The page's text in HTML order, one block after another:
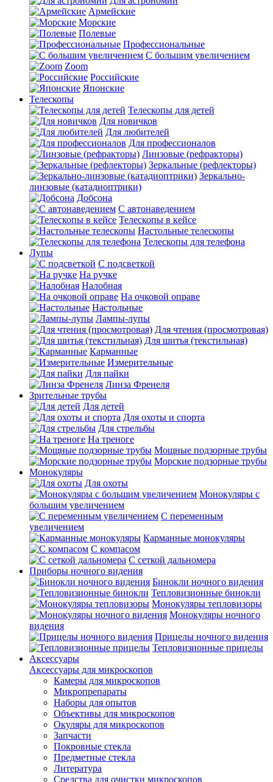
Армейские
Морские
Полевые
Профессиональные
С большим увеличением
Zoom
Российские
Японские
Телескопы
Телескопы для детей
Для новичков
Для любителей
Для профессионалов
Линзовые (рефракторы)
Зеркальные (рефлекторы)
Зеркально-
линзовые (катадиоптрики)
Добсона
С автонаведением
Телескопы в кейсе
Настольные телескопы
Телескопы для телефона
Лупы
С подсветкой
На ручке
Налобная
На очковой оправе
Настольные
Лампы-лупы
Для чтения (просмотровая)
Для шитья (текстильная)
Карманные
Измерительные
Для пайки
Линза Френеля
Зрительные трубы
Для детей
Для охоты и спорта
Для стрельбы
На треноге
Мощные подзорные трубы
Морские подзорные трубы
Монокуляры
Для охоты
Монокуляры с
большим увеличением
С переменным
увеличением
Карманные монокуляры
С компасом
С сеткой дальномера
Приборы ночного видения
Бинокли ночного видения
Тепловизионные бинокли
Монокуляры тепловизоры
Монокуляры ночного
видения
Прицелы ночного видения
Тепловизионные прицелы
Аксессуары
Аксессуары для микроскопов
Камеры для микроскопов
Микропрепараты
Наборы для опытов
Объективы для микроскопов
Окуляры для микроскопов
Запчасти
Покровные стекла
Предметные стекла
Литература
Средства для очистки микроскопов